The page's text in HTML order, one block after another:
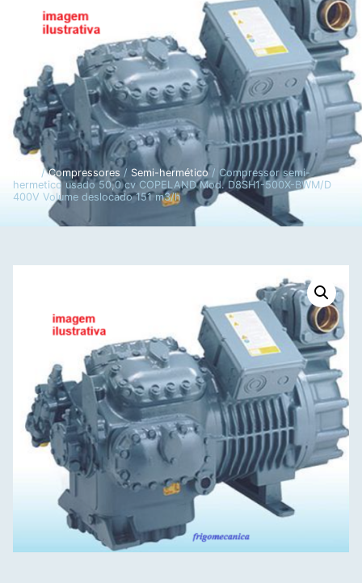
/Compressores / Semi-hermético/ Compressor semi-
hermetico usado 50,0 cv COPELAND Mod. D8SH1-500X-BWM/D
400V Volume deslocado 151 m3/h